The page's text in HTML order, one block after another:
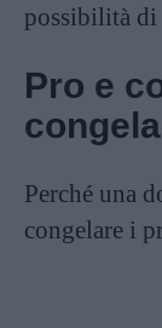
possibilità di
Pro e
Perché una
congelare i